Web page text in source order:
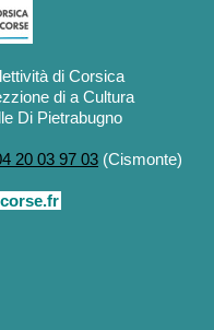
di Corsica
di a Cultura
Di Pietrabugno
20 03 97 03 (Cismonte)